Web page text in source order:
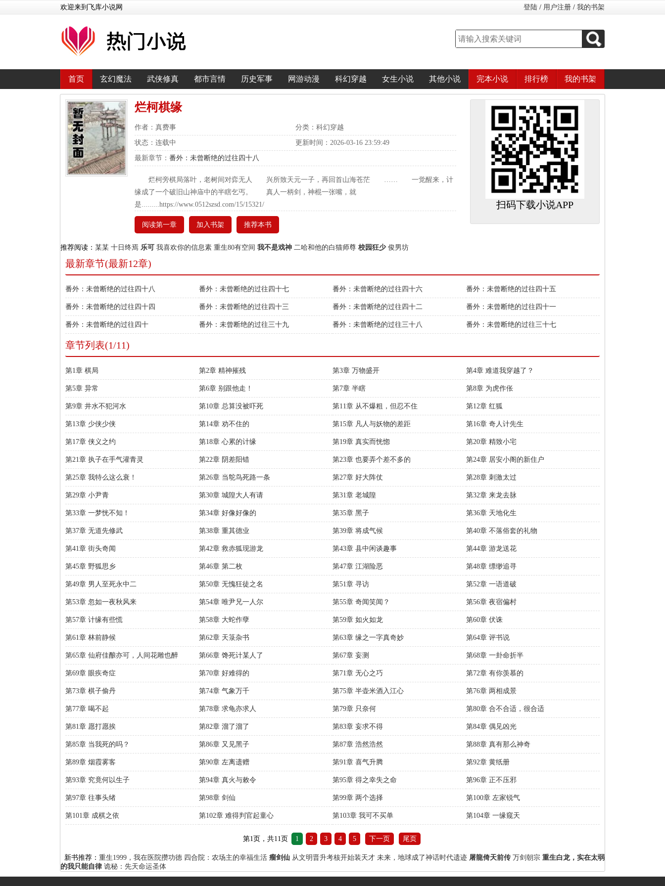
欢迎来到飞库小说网 登陆 / 用户注册 / 我的书架
首页 玄幻魔法 武侠修真 都市言情 历史军事 网游动漫 科幻穿越 女生小说 其他小说 完本小说 排行榜 我的书架
烂柯棋缘
作者：真费事 分类：科幻穿越
状态：连载中 更新时间：2026-03-16 23:59:49
最新章节： 番外：未曾断绝的过往四十八
烂柯旁棋局落叶，老树间对弈无人 兴所致天元一子，再回首山海苍茫 …… 一觉醒来，计
缘成了一个破旧山神庙中的半瞎乞丐。 真人一柄剑，神棍一张嘴，就
是.........https://www.0512szsd.com/15/15321/
阅读第一章 加入书架 推荐本书
扫码下载小说APP
推荐阅读： 某某 十日终焉 乐可 我喜欢你的信息素 重生80有空间 我不是戏神 二哈和他的白猫师尊 校园狂少 俊男坊
最新章节(最新12章)
番外：未曾断绝的过往四十八 番外：未曾断绝的过往四十七 番外：未曾断绝的过往四十六 番外：未曾断绝的过往四十五
番外：未曾断绝的过往四十四 番外：未曾断绝的过往四十三 番外：未曾断绝的过往四十二 番外：未曾断绝的过往四十一
番外：未曾断绝的过往四十 番外：未曾断绝的过往三十九 番外：未曾断绝的过往三十八 番外：未曾断绝的过往三十七
章节列表(1/11)
第1章 棋局 第2章 精神摧残 第3章 万物盛开 第4章 难道我穿越了？
第5章 异常 第6章 别跟他走！ 第7章 半瞎 第8章 为虎作伥
第9章 井水不犯河水 第10章 总算没被吓死 第11章 从不爆粗，但忍不住 第12章 红狐
第13章 少侠少侠 第14章 劝不住的 第15章 凡人与妖物的差距 第16章 奇人计先生
第17章 侠义之约 第18章 心累的计缘 第19章 真实而恍惚 第20章 精致小宅
第21章 执子在手气灌青灵 第22章 阴差阳错 第23章 也要弄个差不多的 第24章 居安小阁的新住户
第25章 我特么这么衰！ 第26章 当鸵鸟死路一条 第27章 好大阵仗 第28章 刺激太过
第29章 小尹青 第30章 城隍大人有请 第31章 老城隍 第32章 来龙去脉
第33章 一梦恍不知！ 第34章 好像好像的 第35章 黑子 第36章 天地化生
第37章 无道先修武 第38章 重其德业 第39章 将成气候 第40章 不落俗套的礼物
第41章 街头奇闻 第42章 救赤狐现游龙 第43章 县中闲谈趣事 第44章 游龙送花
第45章 野狐思乡 第46章 第二枚 第47章 江湖险恶 第48章 缥缈追寻
第49章 男人至死永中二 第50章 无愧狂徒之名 第51章 寻访 第52章 一语道破
第53章 忽如一夜秋风来 第54章 唯尹兄一人尔 第55章 奇闻笑闻？ 第56章 夜宿偏村
第57章 计缘有些慌 第58章 大蛇作孽 第59章 如火如龙 第60章 伏诛
第61章 林前静候 第62章 天箓杂书 第63章 缘之一字真奇妙 第64章 评书说
第65章 仙府佳酿亦可，人间花雕也醉 第66章 馋死计某人了 第67章 妄测 第68章 一卦命折半
第69章 眼疾奇症 第70章 好难得的 第71章 无心之巧 第72章 有你羡慕的
第73章 棋子偷丹 第74章 气象万千 第75章 半壶米酒入江心 第76章 两相成景
第77章 喝不起 第78章 求龟亦求人 第79章 只奈何 第80章 合不合适，很合适
第81章 愿打愿挨 第82章 溜了溜了 第83章 妄求不得 第84章 偶见凶光
第85章 当我死的吗？ 第86章 又见黑子 第87章 浩然浩然 第88章 真有那么神奇
第89章 烟霞雾客 第90章 左离遗赠 第91章 喜气升腾 第92章 黄纸册
第93章 究竟何以生子 第94章 真火与敕令 第95章 得之幸失之命 第96章 正不压邪
第97章 往事头绪 第98章 剑仙 第99章 两个选择 第100章 左家锐气
第101章 成棋之依 第102章 难得判官起童心 第103章 我可不买单 第104章 一缘窥天
第1页，共11页 1 2 3 4 5 下一页 尾页
新书推荐： 重生1999，我在医院攒功德 四合院：农场主的幸福生活 瘤剑仙 从文明晋升考核开始装天才 未来，地球成了神话时代遗迹 屠龍倚天前传 万剑朝宗 重生白龙，实在太弱
的我只能自律 诡秘：先天命运圣体